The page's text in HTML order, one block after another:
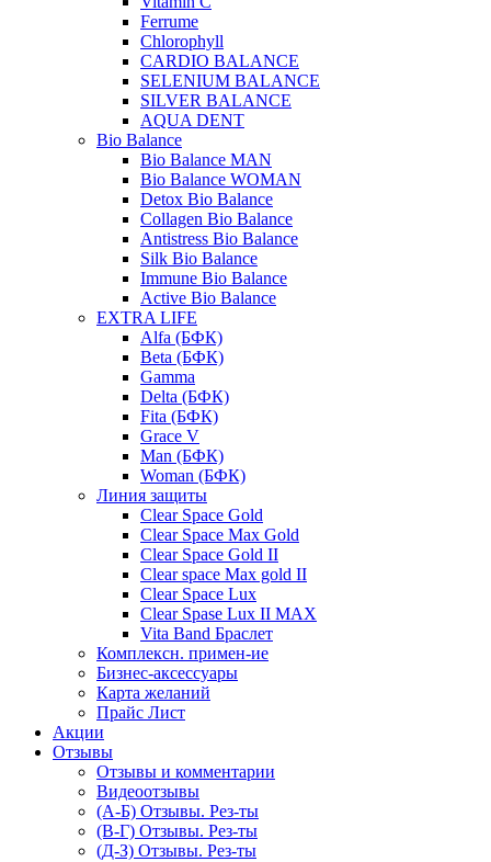
Ferrume
Chlorophyll
CARDIO BALANCE
SELENIUM BALANCE
SILVER BALANCE
AQUA DENT
Bio Balance
Bio Balance MAN
Bio Balance WOMAN
Detox Bio Balance
Collagen Bio Balance
Antistress Bio Balance
Silk Bio Balance
Immune Bio Balance
Active Bio Balance
EXTRA LIFE
Alfa (БФК)
Вeta (БФК)
Gamma
Delta (БФК)
Fita (БФК)
Grace V
Man (БФК)
Woman (БФК)
Линия защиты
Clear Space Gold
Clear Space Max Gold
Clear Space Gold II
Clear space Max gold II
Clear Space Lux
Clear Spase Lux II MAX
Vita Band Браслет
Комплексн. примен-ие
Бизнес-аксессуары
Карта желаний
Прайс Лист
Акции
Отзывы
Отзывы и комментарии
Видеоотзывы
(А-Б) Отзывы. Рез-ты
(В-Г) Отзывы. Рез-ты
(Д-З) Отзывы. Рез-ты